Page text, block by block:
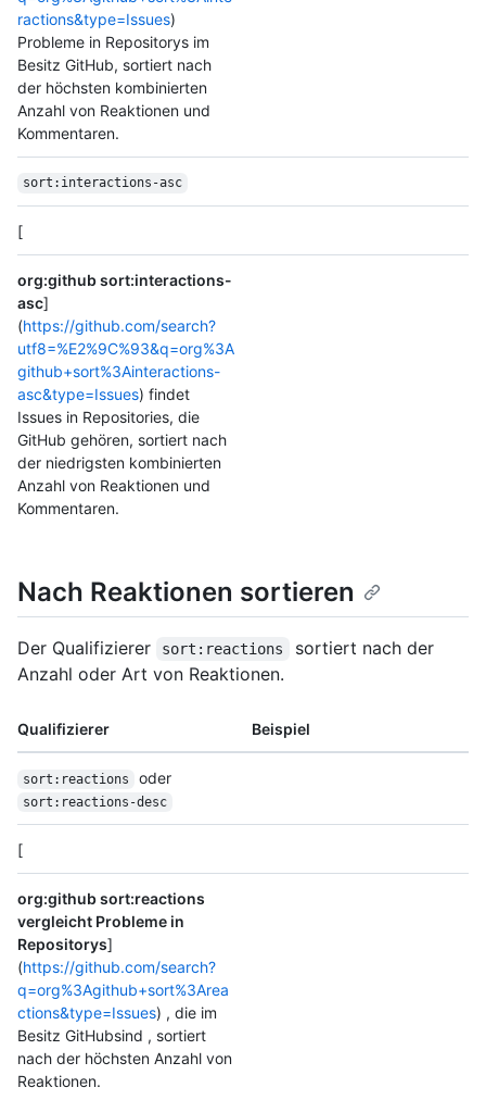
ractions&type=Issues)
Probleme in Repositorys im
Besitz GitHub, sortiert nach
der höchsten kombinierten
Anzahl von Reaktionen und
Kommentaren.
sort:interactions-asc
[
org:github sort:interactions-
asc]
(https://github.com/search?
utf8=%E2%9C%93&q=org%3A
github+sort%3Ainteractions-
asc&type=Issues) findet
Issues in Repositories, die
GitHub gehören, sortiert nach
der niedrigsten kombinierten
Anzahl von Reaktionen und
Kommentaren.
Nach Reaktionen sortieren
Der Qualifizierer sort:reactions
sortiert nach der
Anzahl oder Art von Reaktionen.
Qualifizierer Beispiel
sort:reactions oder
sort:reactions-desc
[
org:github sort:reactions
vergleicht Probleme in
Repositorys]
(https://github.com/search?
q=org%3Agithub+sort%3Area
ctions&type=Issues) , die im
Besitz GitHubsind , sortiert
nach der höchsten Anzahl von
Reaktionen.